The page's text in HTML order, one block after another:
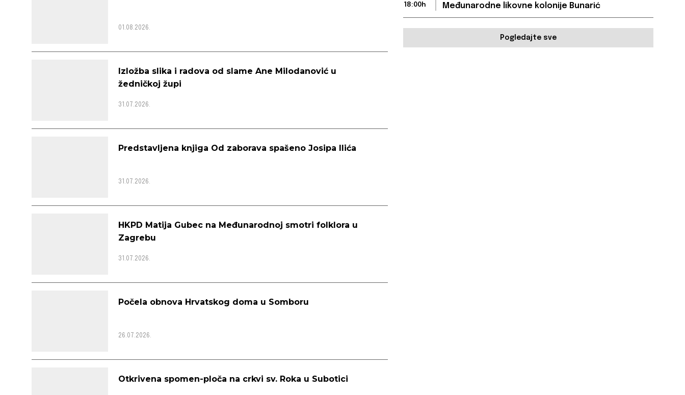
01.08.2026.
Izložba slika i radova od slame Ane Milodanović u
žedničkoj župi
31.07.2026.
Predstavljena knjiga Od zaborava spašeno Josipa Ilića
31.07.2026.
HKPD Matija Gubec na Međunarodnoj smotri folklora u
Zagrebu
31.07.2026.
Počela obnova Hrvatskog doma u Somboru
26.07.2026.
Otkrivena spomen-ploča na crkvi sv. Roka u Subotici
18:00h
Međunarodne likovne kolonije Bunarić
Pogledajte sve